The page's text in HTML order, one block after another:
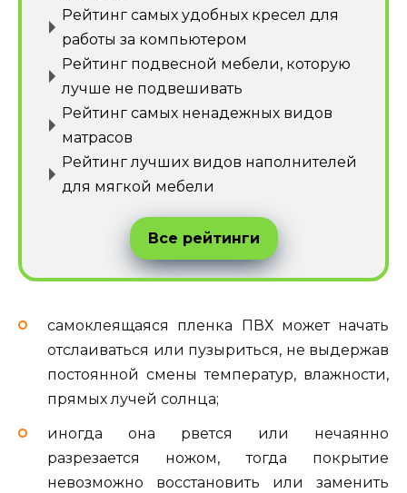
Рейтинг самых удобных кресел для
работы за компьютером
Рейтинг подвесной мебели, которую
лучше не подвешивать
Рейтинг самых ненадежных видов
матрасов
Рейтинг лучших видов наполнителей
для мягкой мебели
Все рейтинги
самоклеящаяся пленка ПВХ может начать
отслаиваться или пузыриться, не выдержав
постоянной смены температур, влажности,
прямых лучей солнца;
иногда она рвется или нечаянно
разрезается ножом, тогда покрытие
невозможно восстановить или заменить